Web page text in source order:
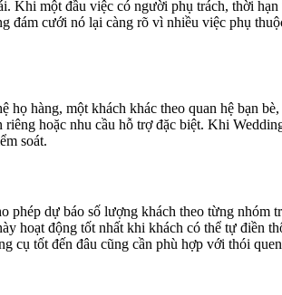
Khi một đầu việc có người phụ trách, thời
cưới nó lại càng rõ vì nhiều việc phụ
hàng, một khách khác theo quan hệ bạn
hoặc nhu cầu hỗ trợ đặc biệt. Khi
soát.
phép dự báo số lượng khách theo từng
hoạt động tốt nhất khi khách có thể tự điền
cụ tốt đến đâu cũng cần phù hợp với thói